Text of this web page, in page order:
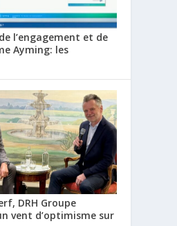
l’engagement et de
Ayming: les
DRH Groupe
vent d’optimisme sur